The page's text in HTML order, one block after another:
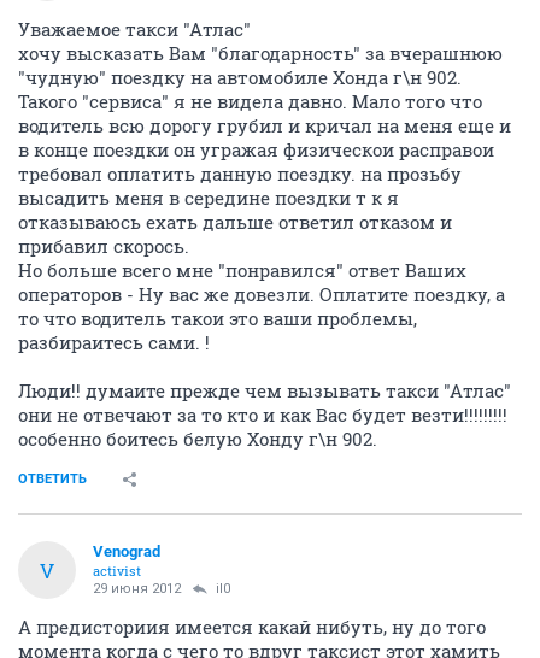
Уважаемое такси "Атлас"
хочу высказать Вам "благодарность" за вчерашнюю
"чудную" поездку на автомобиле Хонда г\н 902.
Такого "сервиса" я не видела давно. Мало того что
водитель всю дорогу грубил и кричал на меня еще и
в конце поездки он угражая физическои расправои
требовал оплатить данную поездку. на прозьбу
высадить меня в середине поездки т к я
отказываюсь ехать дальше ответил отказом и
прибавил скорось.
Но больше всего мне "понравился" ответ Ваших
операторов - Ну вас же довезли. Оплатите поездку, а
то что водитель такои это ваши проблемы,
разбираитесь сами. !
Люди!! думаите прежде чем вызывать такси "Атлас"
они не отвечают за то кто и как Вас будет везти!!!!!!!!!
особенно боитесь белую Хонду г\н 902.
ОТВЕТИТЬ
V
Venograd
activist
29 июня 2012 il0
А предисториия имеется какай нибуть, ну до того
момента когда с чего то вдруг таксист этот хамить